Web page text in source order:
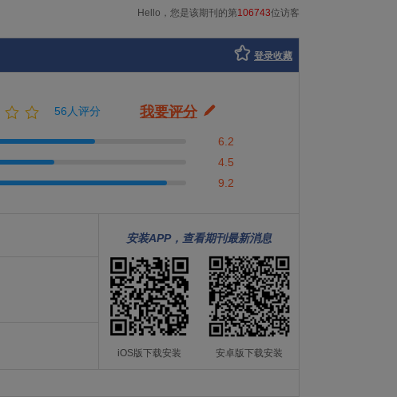
Hello，您是该期刊的第106743位访客
登录收藏
56人评分 我要评分
6.2
4.5
9.2
安装APP，查看期刊最新消息
iOS版下载安装 安卓版下载安装